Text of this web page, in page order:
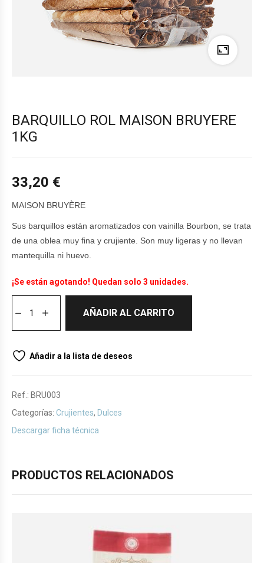
BARQUILLO ROL MAISON BRUYERE
1KG
33,20 €
MAISON BRUYÈRE
Sus barquillos están aromatizados con vainilla Bourbon, se trata
de una oblea muy fina y crujiente. Son muy ligeras y no llevan
mantequilla ni huevo.
¡Se están agotando! Quedan solo 3 unidades.
AÑADIR AL CARRITO
Añadir a la lista de deseos
Ref.: BRU003
Categorías: Crujientes, Dulces
Descargar ficha técnica
PRODUCTOS RELACIONADOS